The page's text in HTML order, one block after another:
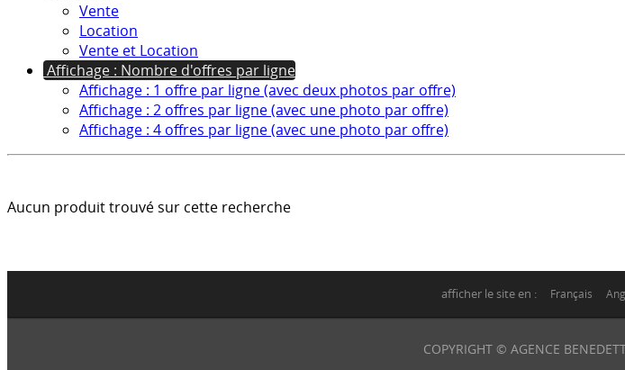
Vente
Location
Vente et Location
Affichage : Nombre d'offres par ligne
Affichage : 1 offre par ligne (avec deux photos par offre)
Affichage : 2 offres par ligne (avec une photo par offre)
Affichage : 4 offres par ligne (avec une photo par offre)
Aucun produit trouvé sur cette recherche
afficher le site en : Français
COPYRIGHT © AGENCE